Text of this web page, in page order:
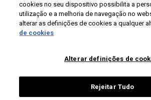
cookies no seu dispositivo possibilita a
utilização e a melhoria de navegação no
alterar as definições de cookies a qualquer
de cookies
Alterar definições de
Rejeitar Tudo